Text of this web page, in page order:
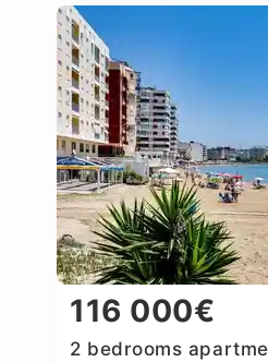
116 000€
2 bedrooms